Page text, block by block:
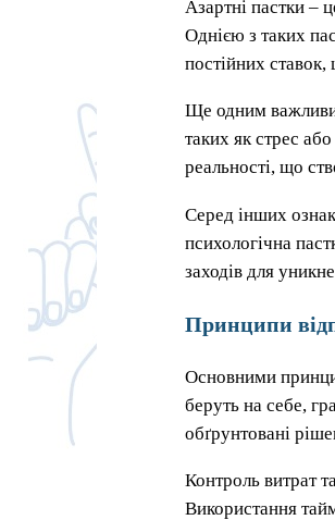
Азартні пастки –
Однією з таких
постійних
Ще одним
таких як стрес
реальності, що
Серед інших
психологічна
заходів для
Принципи
Основними
беруть на себе,
обґрунтовані
Контроль витрат
Використання